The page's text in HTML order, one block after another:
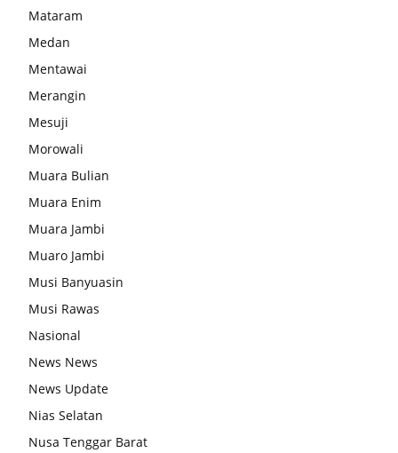
Mataram
Medan
Mentawai
Merangin
Mesuji
Morowali
Muara Bulian
Muara Enim
Muara Jambi
Muaro Jambi
Musi Banyuasin
Musi Rawas
Nasional
News News
News Update
Nias Selatan
Nusa Tenggar Barat